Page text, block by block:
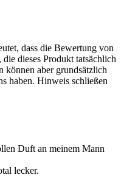
dass die Bewertung von
dieses Produkt tatsächlich
können aber grundsätzlich
haben. Hinweis schließen
Duft an meinem Mann
lecker.